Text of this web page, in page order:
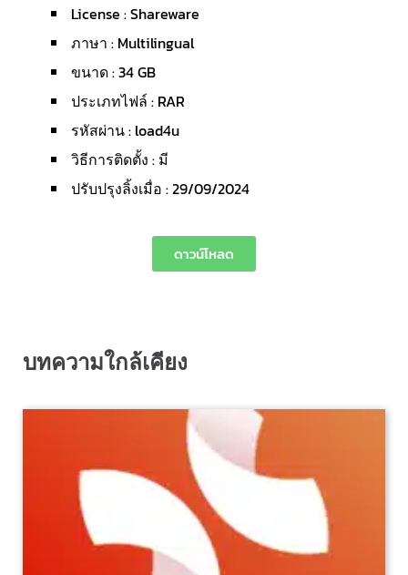
License : Shareware
ภาษา : Multilingual
ขนาด : 34 GB
ประเภทไฟล์ : RAR
รหัสผ่าน : load4u
วิธีการติดตั้ง : มี
ปรับปรุงลิ้งเมื่อ : 29/09/2024
ดาวน์โหลด
บทความใกล้เคียง